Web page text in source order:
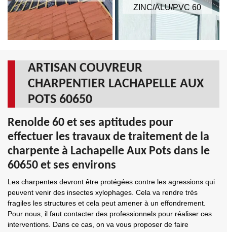
ZINC/ALU/PVC 60
ARTISAN COUVREUR
CHARPENTIER LACHAPELLE AUX
POTS 60650
Renolde 60 et ses aptitudes pour
effectuer les travaux de traitement de la
charpente à Lachapelle Aux Pots dans le
60650 et ses environs
Les charpentes devront être protégées contre les agressions qui
peuvent venir des insectes xylophages. Cela va rendre très
fragiles les structures et cela peut amener à un effondrement.
Pour nous, il faut contacter des professionnels pour réaliser ces
interventions. Dans ce cas, on va vous proposer de faire